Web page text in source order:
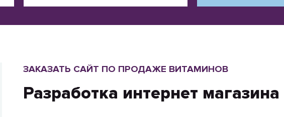
ЗАКАЗАТЬ САЙТ ПО ПРОДАЖЕ ВИТАМИНОВ
Разработка интернет